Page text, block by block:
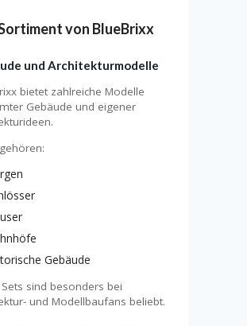
von BlueBrixx
und Architekturmodelle
bietet zahlreiche Modelle
Gebäude und eigener
Gebäude
sind besonders bei
und Modellbaufans beliebt.